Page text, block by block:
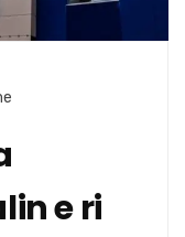
e ri